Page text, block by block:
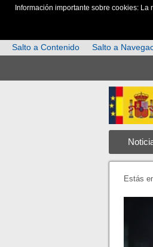
Información importante sobre cookies:
Salto a Contenido
Salto a
Estás